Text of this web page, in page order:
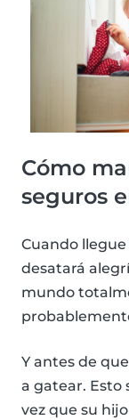
Cómo
seguros
Cuando
desatará
mundo
Y antes de
a gatear. Esto
vez que su